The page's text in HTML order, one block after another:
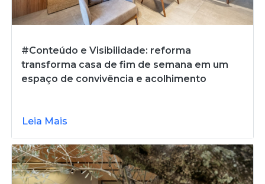
#Conteúdo e Visibilidade: reforma
transforma casa de fim de semana em um
espaço de convivência e acolhimento
Leia Mais